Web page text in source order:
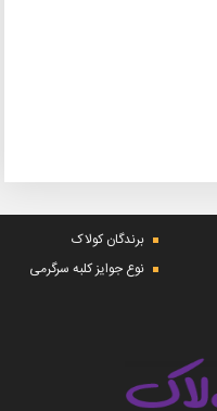
برندگان کولاک
نوع جوایز کلبه سرگرمی